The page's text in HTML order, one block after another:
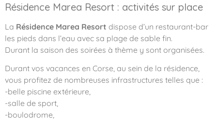
Résidence Marea Resort : activités sur place
La Résidence Marea Resort dispose d’un restaurant-bar
les pieds dans l’eau avec sa plage de sable fin.
Durant la saison des soirées à thème y sont organisées.
Durant vos vacances en Corse, au sein de la résidence,
vous profitez de nombreuses infrastructures telles que :
-belle piscine extérieure,
-salle de sport,
-boulodrome,